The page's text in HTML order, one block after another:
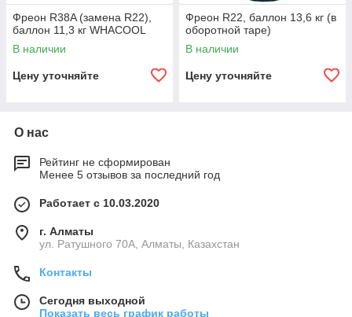
Фреон R38A (замена R22),
баллон 11,3 кг WHACOOL
В наличии
Цену уточняйте
Фреон R22, баллон 13,6 кг (в
оборотной таре)
В наличии
Цену уточняйте
О нас
Рейтинг не сформирован
Менее 5 отзывов за последний год
Работает с 10.03.2020
г. Алматы
ул. Ратушного 70А, Алматы, Казахстан
Контакты
Сегодня выходной
Показать весь график работы